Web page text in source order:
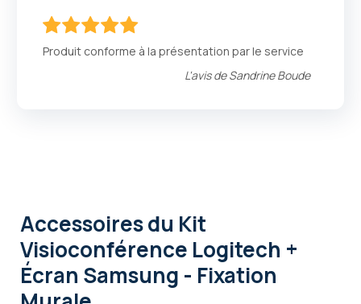
Produit conforme à la présentation par le service
L'avis deSandrine Boude
Accessoiresdu Kit
Visioconférence Logitech +
Écran Samsung - Fixation